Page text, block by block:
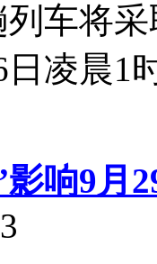
车将
凌晨1
响9月